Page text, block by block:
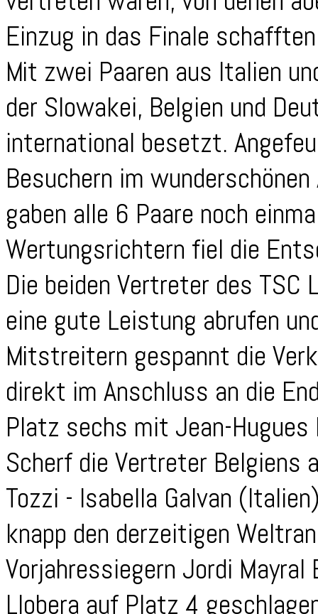
Einzug in das Finale
Mit zwei Paaren aus Italien
der Slowakei, Belgien und
international besetzt.
Besuchern im
gaben alle 6 Paare noch
Wertungsrichtern fiel die
Die beiden Vertreter des TSC
eine gute Leistung abrufen
Mitstreitern gespannt die
direkt im Anschluss an die
Platz sechs mit Jean-Hugues
Scherf die Vertreter Belgiens
Tozzi - Isabella Galvan
knapp den derzeitigen
Vorjahressiegern Jordi Mayral
Llobera auf Platz 4